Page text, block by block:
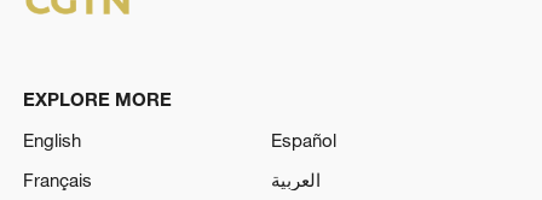
EXPLORE MORE
English
Español
Français
العربية